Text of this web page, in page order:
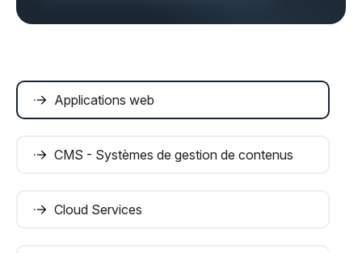
Applications web
CMS - Systèmes de gestion de contenus
Cloud Services